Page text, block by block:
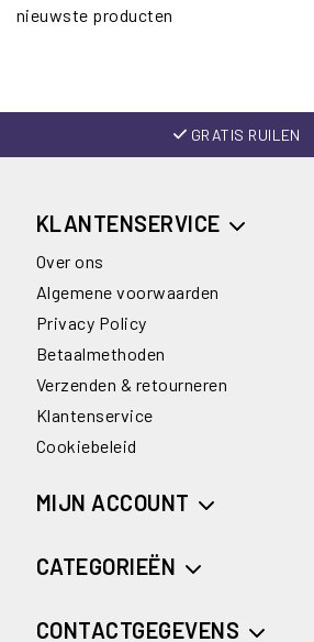
nieuwste producten
GRATIS RUILEN
KLANTENSERVICE
Over ons
Algemene voorwaarden
Privacy Policy
Betaalmethoden
Verzenden & retourneren
Klantenservice
Cookiebeleid
MIJN ACCOUNT
CATEGORIEËN
CONTACTGEGEVENS